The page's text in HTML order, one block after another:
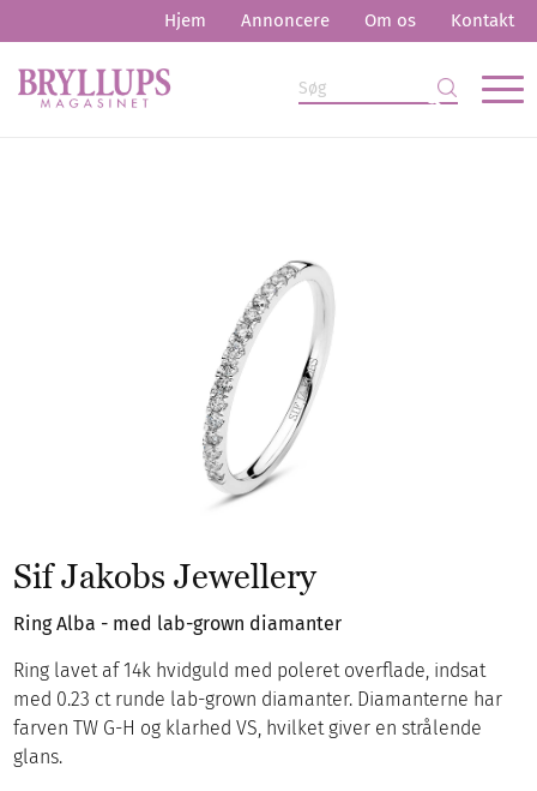
Hjem Annoncere Om os Kontakt
Sif Jakobs Jewellery
Ring Alba - med lab-grown diamanter
Ring lavet af 14k hvidguld med poleret overflade, indsat
med 0.23 ct runde lab-grown diamanter. Diamanterne har
farven TW G-H og klarhed VS, hvilket giver en strålende
glans.